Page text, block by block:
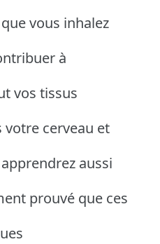
vous inhalez
à
vos tissus
cerveau et
aussi
prouvé que ces